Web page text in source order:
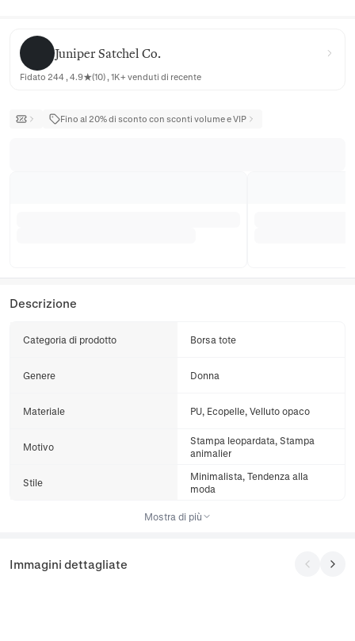
Juniper Satchel Co.
Juniper Satchel Co.
Fidato 244 , 4.9★(10) , 1K+ venduti di recente
Fino al 20% di sconto con sconti volume e VIP
Descrizione
Categoria di prodotto Borsa tote
Genere Donna
Materiale PU, Ecopelle, Velluto opaco
Motivo
Stampa leopardata, Stampa
animalier
Stile
Minimalista, Tendenza alla
moda
Mostra di più
Immagini dettagliate